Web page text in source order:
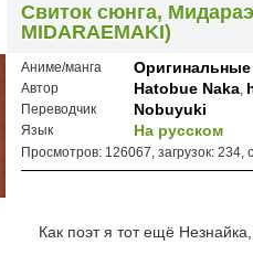
Свиток сюнга,
MIDARAEMAKI)
Аниме/манга
Автор Hatobue Naka,
Переводчик Nobuyuki
Язык На русском
Просмотров: 126067, загрузок: 234,
Как поэт я тот ещё